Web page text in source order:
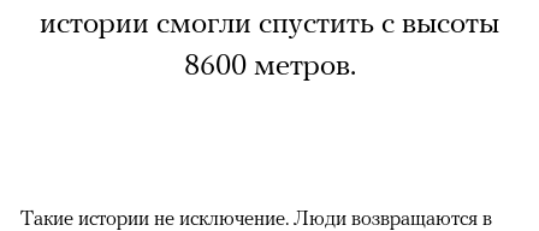
истории смогли спустить с высоты
8600 метров.
Такие истории не исключение. Люди возвращаются в